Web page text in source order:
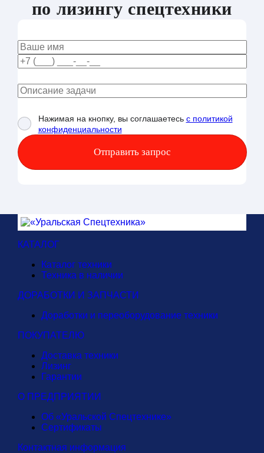
по лизингу спецтехники
Нажимая на кнопку, вы соглашаетесь с политикой
конфиденциальности
КАТАЛОГ
Каталог техники
Техника в наличии
ДОРАБОТКИ И ЗАПЧАСТИ
Доработки и переоборудование техники
ПОКУПАТЕЛЮ
Доставка техники
Лизинг
Гарантии
О ПРЕДПРИЯТИИ
Об «Уральской Спецтехнике»
Сертификаты
Контактная информация